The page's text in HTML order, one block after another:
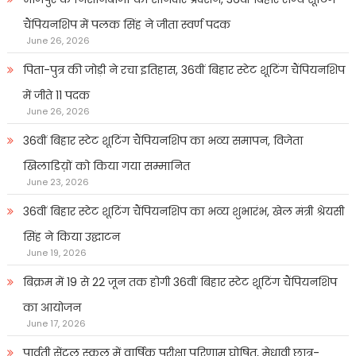
चैंपियनशिप में पलक सिंह ने जीता स्वर्ण पदक
June 26, 2026
पिता-पुत्र की जोड़ी ने रचा इतिहास, 36वीं बिहार स्टेट शूटिंग चैंपियनशिप
में जीते 11 पदक
June 26, 2026
36वीं बिहार स्टेट शूटिंग चैंपियनशिप का भव्य समापन, विजेता
खिलाडिय़ों को किया गया सम्मानित
June 23, 2026
36वीं बिहार स्टेट शूटिंग चैंपियनशिप का भव्य शुभारंभ, खेल मंत्री श्रेयसी
सिंह ने किया उद्घाटन
June 19, 2026
बिक्रम में 19 से 22 जून तक होगी 36वीं बिहार स्टेट शूटिंग चैंपियनशिप
का आयोजन
June 17, 2026